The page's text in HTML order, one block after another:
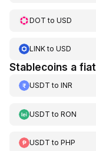
DOT to USD
LINKto USD
Stablecoins a fiat
USDT to INR
USDT to RON
USDT to PHP